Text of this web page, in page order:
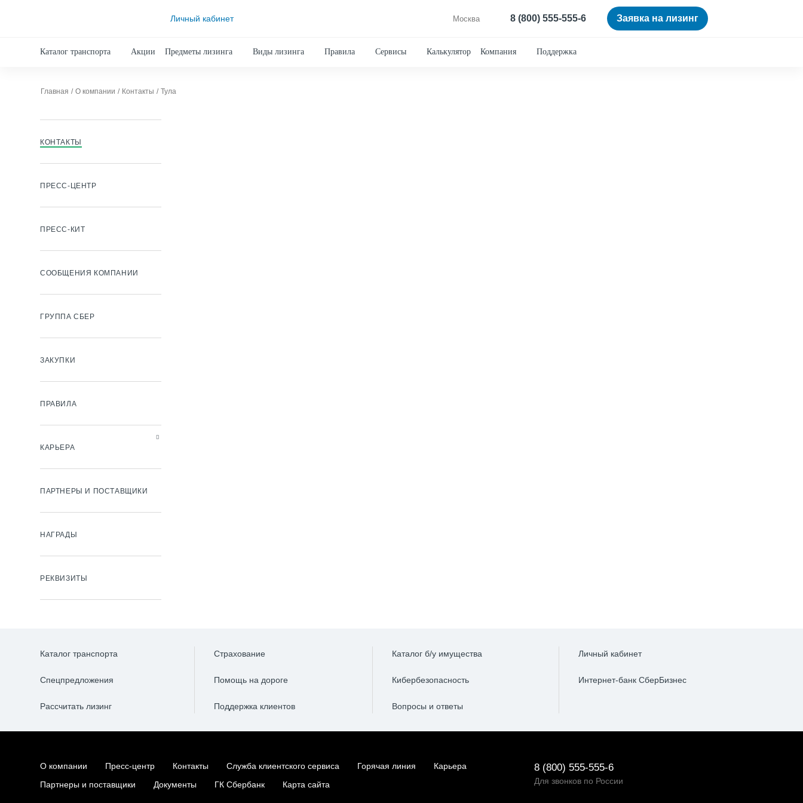
Личный кабинет Москва 8 (800) 555-555-6 Заявка на лизинг
Каталог транспорта Акции Предметы лизинга Виды лизинга Правила Сервисы Калькулятор Компания Поддержка
Главная О компании Контакты Тула
КОНТАКТЫ
ПРЕСС-ЦЕНТР
ПРЕСС-КИТ
СООБЩЕНИЯ КОМПАНИИ
ГРУППА СБЕР
ЗАКУПКИ
ПРАВИЛА
КАРЬЕРА
ПАРТНЕРЫ И ПОСТАВЩИКИ
НАГРАДЫ
РЕКВИЗИТЫ
Каталог транспорта
Спецпредложения
Рассчитать лизинг
Страхование
Помощь на дороге
Поддержка клиентов
Каталог б/у имущества
Кибербезопасность
Вопросы и ответы
Личный кабинет
Интернет-банк СберБизнес
О компании Пресс-центр Контакты Служба клиентского сервиса Горячая линия
Карьера
Партнеры и поставщики
Документы ГК Сбербанк Карта сайта
8 (800) 555-555-6
Для звонков по России